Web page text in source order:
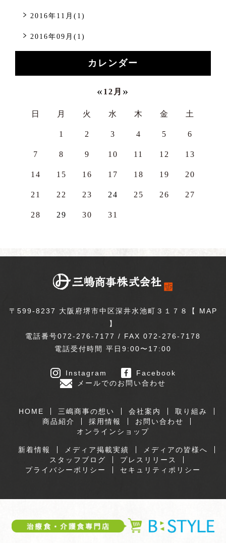
2016年11月(1)
2016年09月(1)
カレンダー
« 12月 »
日 月 火 水 木 金 土
1 2 3 4 5 6
7 8 9 10 11 12 13
14 15 16 17 18 19 20
21 22 23 24 25 26 27
28 29 30 31
〒599-8237 大阪府堺市中区深井水池町３１７８【 MAP
】
電話番号072-276-7177 / FAX 072-276-7178
電話受付時間 平日9:00〜17:00
Instagram
Facebook
メールでのお問い合わせ
HOME 三嶋商事の想い 会社案内
取り組み
商品紹介
採用情報
お問い合わせ
オンラインショップ
新着情報 メディア掲載実績
メディアの皆様へ
スタッフブログ
プレスリリース
プライバシーポリシー
セキュリティポリシー